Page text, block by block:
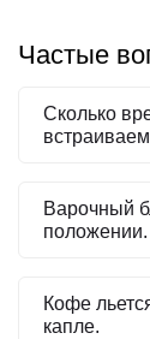
Частые
Сколько
Варочный
положении.
Кофе
капле.